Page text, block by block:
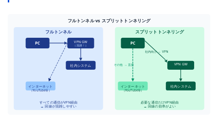
フルトンネル vs スプリットトンネリング
フルトンネル
PC
VPN GW
（混雑！）
社内システム
インターネット
（YouTube等）
すべての通信がVPN経由
→ 回線が混雑しやすい
スプリットトンネリング
PC
VPN GW
社内システム
インターネット
（YouTube等）
社内向け → VPN
その他 → 直接
必要な通信だけVPN経由
→ 回線の効率がよい